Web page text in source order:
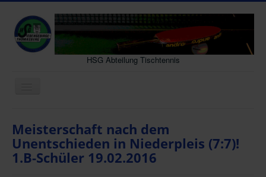
HSG Abteilung Tischtennis
Senioren
Jugend
Meisterschaft nach dem
Unentschieden in Niederpleis (7:7)!
1.B-Schüler 19.02.2016